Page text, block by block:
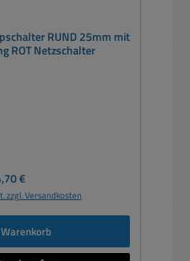
RUND 25mm mit
ROT Netzschalter
Preis:
€
zzgl. Versandkosten